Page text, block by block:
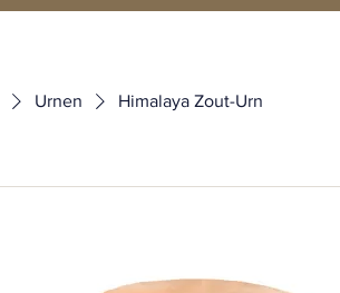
Urnen Himalaya Zout-Urn